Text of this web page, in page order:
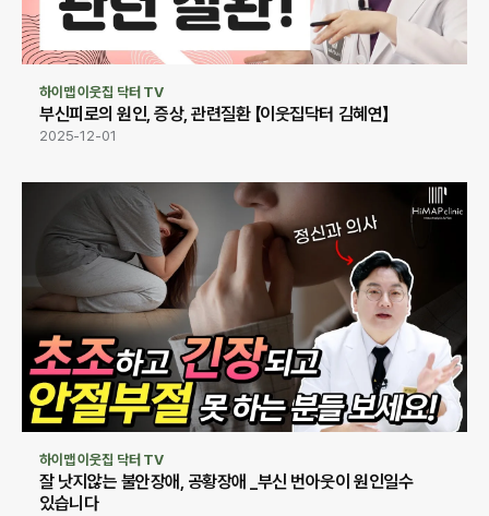
하이맵 이웃집 닥터 TV
부신피로의 원인, 증상, 관련질환 【이웃집닥터 김혜연】
2025-12-01
하이맵 이웃집 닥터 TV
잘 낫지않는 불안장애, 공황장애 _부신 번아웃이 원인일수
있습니다